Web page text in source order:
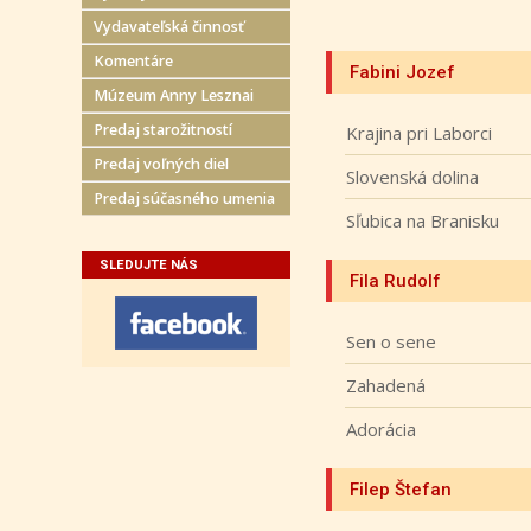
Vydavateľská činnosť
Komentáre
Múzeum Anny Lesznai
Predaj starožitností
Predaj voľných diel
Predaj súčasného umenia
SLEDUJTE NÁS
Fabini Jozef
Krajina pri Laborci
Slovenská dolina
Sľubica na Branisku
Fila Rudolf
Sen o sene
Zahadená
Adorácia
Filep Štefan